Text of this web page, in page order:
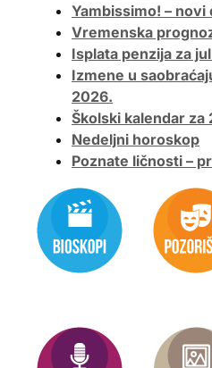
Yambissimo! – novi
Vremenska
Isplata penzija za
Izmene u
2026.
Školski kalendar za
Nedeljni horoskop
Poznate ličnosti –